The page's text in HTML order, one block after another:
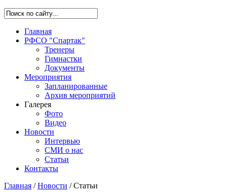
Главная
РФСО "Спартак"
Тренеры
Гимнастки
Документы
Мероприятия
Запланированные
Архив мероприятий
Галерея
Фото
Видео
Новости
Интервью
СМИ о нас
Статьи
Контакты
Главная /Новости /Статьи